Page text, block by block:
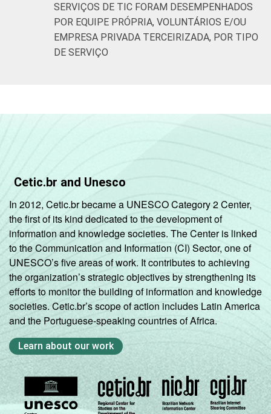
SERVIÇOS DE TIC FORAM DESEMPENHADOS
POR EQUIPE PRÓPRIA, VOLUNTÁRIOS E/OU
EMPRESA PRIVADA TERCEIRIZADA, POR TIPO
DE SERVIÇO
Cetic.br and Unesco
In 2012, Cetic.br became a UNESCO Category 2 Center,
the first of its kind dedicated to the development of
information and knowledge societies. The Center is linked
to the Communication and Information (CI) Sector, one of
UNESCO’s five areas of work. It contributes to achieving
the organization’s strategic objectives by strengthening its
efforts to monitor the building of information and knowledge
societies. Cetic.br’s scope of action includes Latin America
and the Portuguese-speaking countries of Africa.
Learn about our work